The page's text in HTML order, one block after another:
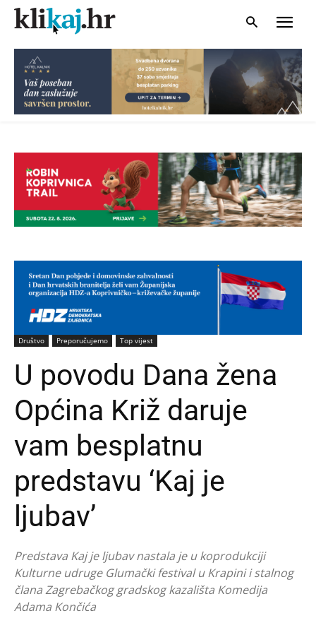
Društvo Preporučujemo Top vijest
U povodu Dana žena
Općina Križ daruje
vam besplatnu
predstavu ‘Kaj je
ljubav’
Predstava Kaj je ljubav nastala je u koprodukciji
Kulturne udruge Glumački festival u Krapini i stalnog
člana Zagrebačkog gradskog kazališta Komedija
Adama Končića